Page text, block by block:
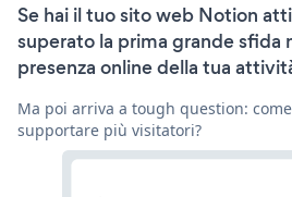
Se hai il tuo sito web Notion
superato la prima grande sfida
presenza online della tua
Ma poi arriva a tough question:
supportare più visitatori?